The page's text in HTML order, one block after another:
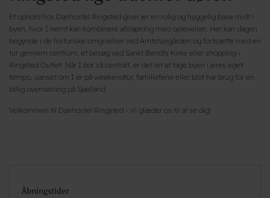
Et ophold hos Danhostel Ringsted giver jer en rolig og hyggelig base midt i
byen, hvor I nemt kan kombinere afslapning med oplevelser. Her kan dagen
begynde i de historiske omgivelser ved Amtstuegården og fortsætte med en
tur gennem centrum, et besøg ved Sankt Bendts Kirke eller shopping i
Ringsted Outlet. Når I bor så centralt, er det let at tage byen i jeres eget
tempo, uanset om I er på weekendtur, familieferie eller blot har brug for en
billig overnatning på Sjælland.
Velkommen til Danhostel Ringsted - Vi glæder os til at se dig!
Åbningstider